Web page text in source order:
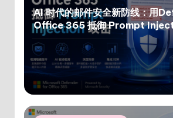
AI 时代的邮件安全新防线：用
Office 365 抵御 Prompt